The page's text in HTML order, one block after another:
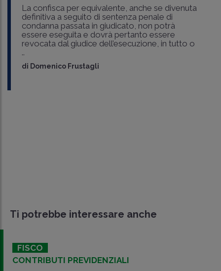
La confisca per equivalente, anche se divenuta
definitiva a seguito di sentenza penale di
condanna passata in giudicato, non potrà
essere eseguita e dovrà pertanto essere
revocata dal giudice dell’esecuzione, in tutto o
..
di Domenico Frustagli
Ti potrebbe interessare anche
FISCO
CONTRIBUTI PREVIDENZIALI